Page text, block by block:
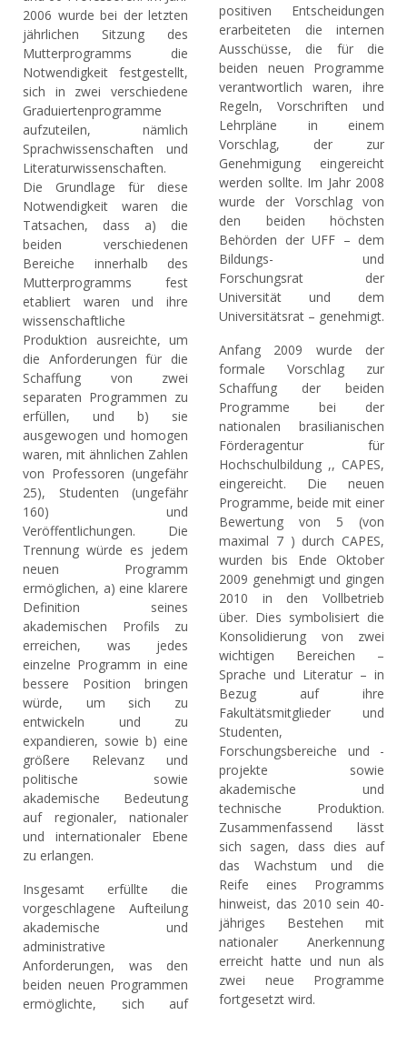
2006 wurde bei der letzten
jährlichen Sitzung des
Mutterprogramms die
Notwendigkeit festgestellt,
sich in zwei verschiedene
Graduiertenprogramme
aufzuteilen, nämlich
Sprachwissenschaften und
Literaturwissenschaften.
Die Grundlage für diese
Notwendigkeit waren die
Tatsachen, dass a) die
beiden verschiedenen
Bereiche innerhalb des
Mutterprogramms fest
etabliert waren und ihre
wissenschaftliche
Produktion ausreichte, um
die Anforderungen für die
Schaffung von zwei
separaten Programmen zu
erfüllen, und b) sie
ausgewogen und homogen
waren, mit ähnlichen Zahlen
von Professoren (ungefähr
25), Studenten (ungefähr
160) und
Veröffentlichungen. Die
Trennung würde es jedem
neuen Programm
ermöglichen, a) eine klarere
Definition seines
akademischen Profils zu
erreichen, was jedes
einzelne Programm in eine
bessere Position bringen
würde, um sich zu
entwickeln und zu
expandieren, sowie b) eine
größere Relevanz und
politische sowie
akademische Bedeutung
auf regionaler, nationaler
und internationaler Ebene
zu erlangen.
Insgesamt erfüllte die
vorgeschlagene Aufteilung
akademische und
administrative
Anforderungen, was den
beiden neuen Programmen
ermöglichte, sich auf
positiven Entscheidungen
erarbeiteten die internen
Ausschüsse, die für die
beiden neuen Programme
verantwortlich waren, ihre
Regeln, Vorschriften und
Lehrpläne in einem
Vorschlag, der zur
Genehmigung eingereicht
werden sollte. Im Jahr 2008
wurde der Vorschlag von
den beiden höchsten
Behörden der UFF – dem
Bildungs- und
Forschungsrat der
Universität und dem
Universitätsrat – genehmigt.
Anfang 2009 wurde der
formale Vorschlag zur
Schaffung der beiden
Programme bei der
nationalen brasilianischen
Förderagentur für
Hochschulbildung ,, CAPES,
eingereicht. Die neuen
Programme, beide mit einer
Bewertung von 5 (von
maximal 7 ) durch CAPES,
wurden bis Ende Oktober
2009 genehmigt und gingen
2010 in den Vollbetrieb
über. Dies symbolisiert die
Konsolidierung von zwei
wichtigen Bereichen –
Sprache und Literatur – in
Bezug auf ihre
Fakultätsmitglieder und
Studenten,
Forschungsbereiche und -
projekte sowie
akademische und
technische Produktion.
Zusammenfassend lässt
sich sagen, dass dies auf
das Wachstum und die
Reife eines Programms
hinweist, das 2010 sein 40-
jähriges Bestehen mit
nationaler Anerkennung
erreicht hatte und nun als
zwei neue Programme
fortgesetzt wird.